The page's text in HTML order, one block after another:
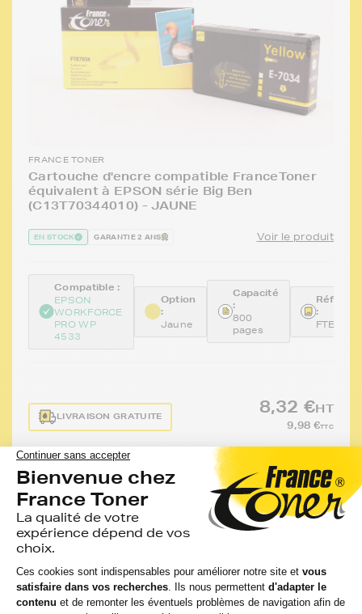
FRANCE TONER
Cartouche d'encre compatible FranceToner
équivalent à EPSON série Big Ben
(C13T70344010) - JAUNE
EN STOCK GARANTIE 2 ANS Voir le produit
Compatible :
EPSON
WORKFORCE
PRO WP
4533
Option
:
Jaune
Capacité
:
800
pages
:
LIVRAISON GRATUITE
8,32 €HT
9,98 €TTC
- +
Ajouter au panier